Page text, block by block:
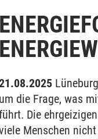
Wissenschaftliche
Förderung & Support
um die Frage, was
Die
Menschen